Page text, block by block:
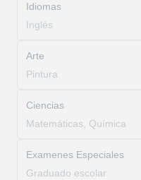
Idiomas
Inglés
Arte
Pintura
Ciencias
Matemáticas, Química
Examenes Especiales
Graduado escolar